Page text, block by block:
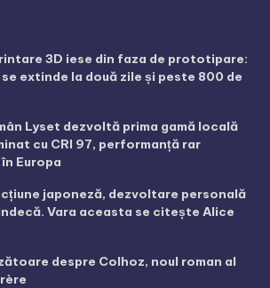
3D iese din faza de prototipare:
extinde la două zile și peste 800 de
Lyset dezvoltă prima gamă locală
cu CRI 97, performanță rar
Europa
japoneză, dezvoltare personală
Vara aceasta se citește Alice
despre Colhoz, noul roman al